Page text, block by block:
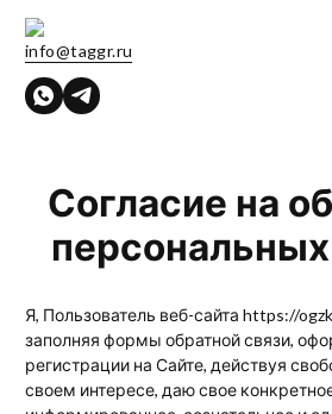
info@taggr.ru
Согласие на обработку
Я, Пользователь веб-сайта https://
заполняя формы обратной связи,
регистрации на Сайте, действуя
своем интересе, даю свое